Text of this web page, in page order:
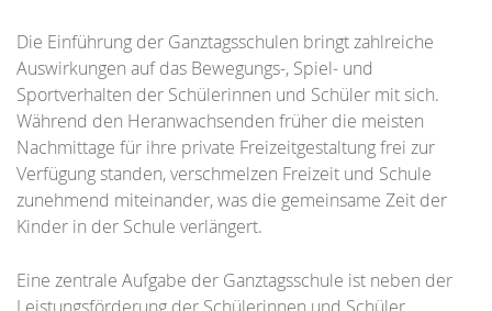
Die Einführung der Ganztagsschulen bringt zahlreiche
Auswirkungen auf das Bewegungs-, Spiel- und
Sportverhalten der Schülerinnen und Schüler mit sich.
Während den Heranwachsenden früher die meisten
Nachmittage für ihre private Freizeitgestaltung frei zur
Verfügung standen, verschmelzen Freizeit und Schule
zunehmend miteinander, was die gemeinsame Zeit der
Kinder in der Schule verlängert.
Eine zentrale Aufgabe der Ganztagsschule ist neben der